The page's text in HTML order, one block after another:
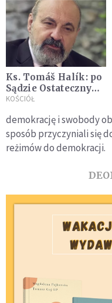
Ks. Tomáš Halík: po
Sądzie Ostatecznym
będziemy zdziwieni,
zobaczymy
KOŚCIÓŁ
demokrację i swobody
sposób przyczyniali się
reżimów do demokracji.